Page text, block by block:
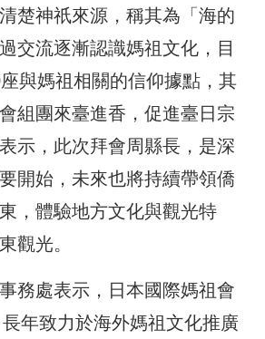
楚神祇來源，稱其為「海的
交流逐漸認識媽祖文化，目
與媽祖相關的信仰據點，其
組團來臺進香，促進臺日宗
示，此次拜會周縣長，是深
開始，未來也將持續帶領僑
，體驗地方文化與觀光特
觀光。
務處表示，日本國際媽祖會
年致力於海外媽祖文化推廣